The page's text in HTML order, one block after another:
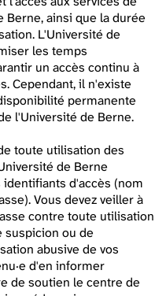
Berne, ainsi que la durée
L'Université de
les temps
un accès continu à
Cependant, il n'existe
permanente
l'Université de Berne.
toute utilisation des
de Berne
d'accès (nom
Vous devez veiller à
contre toute utilisation
suspicion ou de
abusive de vos
d'en informer
de soutien le centre de